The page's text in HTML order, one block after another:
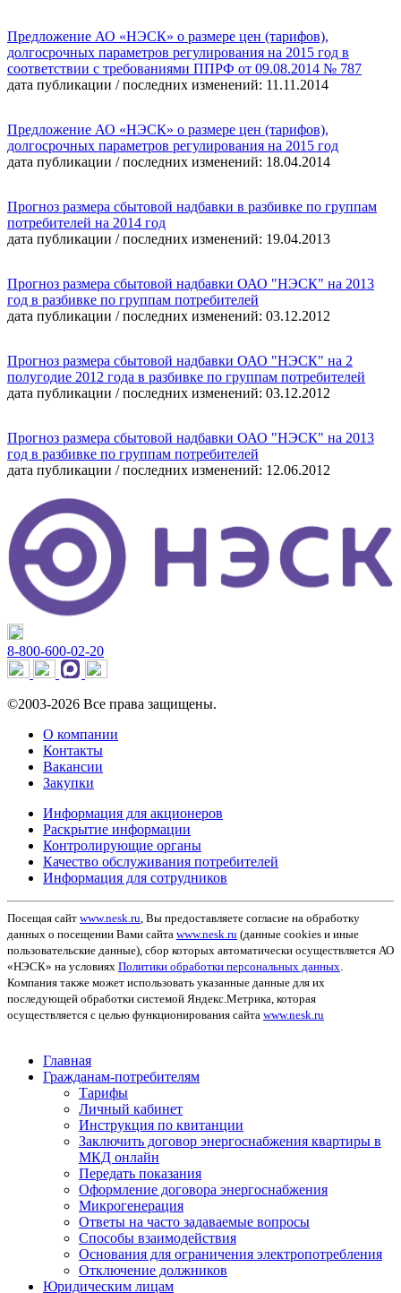
Предложение АО «НЭСК» о размере цен (тарифов),
долгосрочных параметров регулирования на 2015 год в
соответствии с требованиями ППРФ от 09.08.2014 № 787
дата публикации / последних изменений: 11.11.2014
Предложение АО «НЭСК» о размере цен (тарифов),
долгосрочных параметров регулирования на 2015 год
дата публикации / последних изменений: 18.04.2014
Прогноз размера сбытовой надбавки в разбивке по группам
потребителей на 2014 год
дата публикации / последних изменений: 19.04.2013
Прогноз размера сбытовой надбавки ОАО "НЭСК" на 2013
год в разбивке по группам потребителей
дата публикации / последних изменений: 03.12.2012
Прогноз размера сбытовой надбавки ОАО "НЭСК" на 2
полугодие 2012 года в разбивке по группам потребителей
дата публикации / последних изменений: 03.12.2012
Прогноз размера сбытовой надбавки ОАО "НЭСК" на 2013
год в разбивке по группам потребителей
дата публикации / последних изменений: 12.06.2012
8-800-600-02-20
©2003-2026 Все права защищены.
О компании
Контакты
Вакансии
Закупки
Информация для акционеров
Раскрытие информации
Контролирующие органы
Качество обслуживания потребителей
Информация для сотрудников
Посещая сайт www.nesk.ru , Вы предоставляете согласие на обработку
данных о посещении Вами сайта www.nesk.ru (данные cookies и иные
пользовательские данные), сбор которых автоматически осуществляется АО
«НЭСК» на условиях Политики обработки персональных данных
Компания также может использовать указанные данные для их
последующей обработки системой Яндекс.Метрика, которая
осуществляется с целью функционирования сайта www.nesk.ru
Главная
Гражданам-потребителям
Тарифы
Личный кабинет
Инструкция по квитанции
Заключить договор энергоснабжения квартиры в
МКД онлайн
Передать показания
Оформление договора энергоснабжения
Микрогенерация
Ответы на часто задаваемые вопросы
Способы взаимодействия
Основания для ограничения электропотребления
Отключение должников
Юридическим лицам